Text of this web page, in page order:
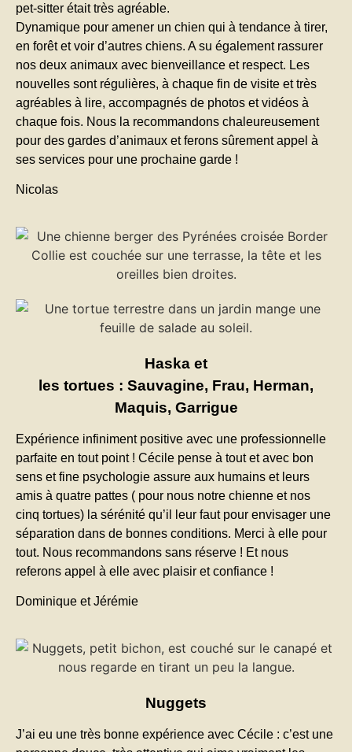
pet-sitter était très agréable.
Dynamique pour amener un chien qui à tendance à tirer,
en forêt et voir d’autres chiens. A su également rassurer
nos deux animaux avec bienveillance et respect. Les
nouvelles sont régulières, à chaque fin de visite et très
agréables à lire, accompagnés de photos et vidéos à
chaque fois. Nous la recommandons chaleureusement
pour des gardes d’animaux et ferons sûrement appel à
ses services pour une prochaine garde !
Nicolas
Haska et
les tortues : Sauvagine, Frau, Herman,
Maquis, Garrigue
Expérience infiniment positive avec une professionnelle
parfaite en tout point ! Cécile pense à tout et avec bon
sens et fine psychologie assure aux humains et leurs
amis à quatre pattes ( pour nous notre chienne et nos
cinq tortues) la sérénité qu’il leur faut pour envisager une
séparation dans de bonnes conditions. Merci à elle pour
tout. Nous recommandons sans réserve ! Et nous
referons appel à elle avec plaisir et confiance !
Dominique et Jérémie
Nuggets
J’ai eu une très bonne expérience avec Cécile : c’est une